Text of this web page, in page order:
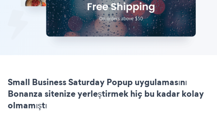
Small Business Saturday Popup uygulamasını
Bonanza sitenize yerleştirmek hiç bu kadar kolay
olmamıştı